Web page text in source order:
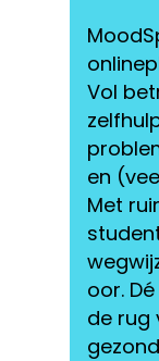
Vol
en
Met
oor.
de rug